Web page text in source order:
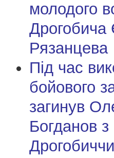
молодого
Дрогобича
Рязанцева
Під час
бойового
загинув
Богданов з